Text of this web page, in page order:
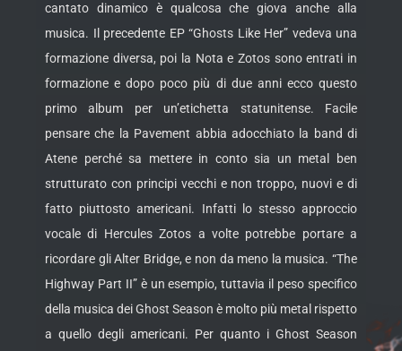
cantato dinamico è qualcosa che giova anche alla
musica. Il precedente EP “Ghosts Like Her” vedeva una
formazione diversa, poi la Nota e Zotos sono entrati in
formazione e dopo poco più di due anni ecco questo
primo album per un’etichetta statunitense. Facile
pensare che la Pavement abbia adocchiato la band di
Atene perché sa mettere in conto sia un metal ben
strutturato con principi vecchi e non troppo, nuovi e di
fatto piuttosto americani. Infatti lo stesso approccio
vocale di Hercules Zotos a volte potrebbe portare a
ricordare gli Alter Bridge, e non da meno la musica. “The
Highway Part II” è un esempio, tuttavia il peso specifico
della musica dei Ghost Season è molto più metal rispetto
a quello degli americani. Per quanto i Ghost Season